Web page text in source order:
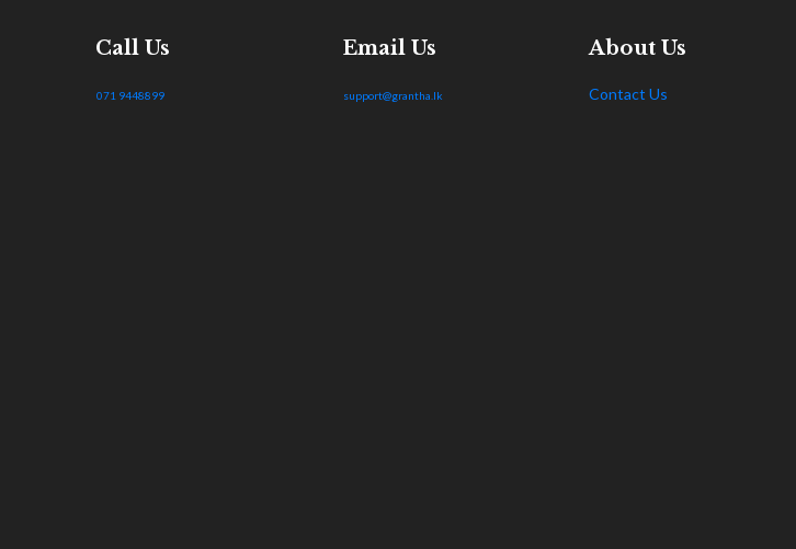
Call Us
071 9448899
Email Us
support@grantha.lk
About Us
Contact Us